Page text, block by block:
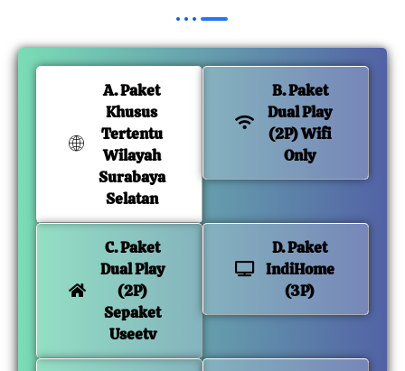
A. Paket
Khusus
Tertentu
Wilayah
Surabaya
Selatan
B. Paket
Dual Play
(2P) Wifi
Only
C. Paket
Dual Play
(2P)
Sepaket
Useetv
D. Paket
IndiHome
(3P)